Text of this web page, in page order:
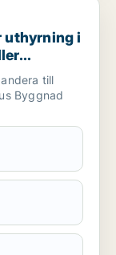
Upplands Väsby,
uthyrning i